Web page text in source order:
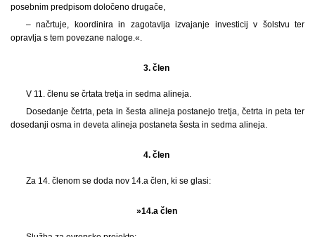
posebnim predpisom določeno drugače,
– načrtuje, koordinira in zagotavlja izvajanje investicij v šolstvu ter
opravlja s tem povezane naloge.«.
3. člen
V 11. členu se črtata tretja in sedma alineja.
Dosedanje četrta, peta in šesta alineja postanejo tretja, četrta in peta ter
dosedanji osma in deveta alineja postaneta šesta in sedma alineja.
4. člen
Za 14. členom se doda nov 14.a člen, ki se glasi:
»14.a člen